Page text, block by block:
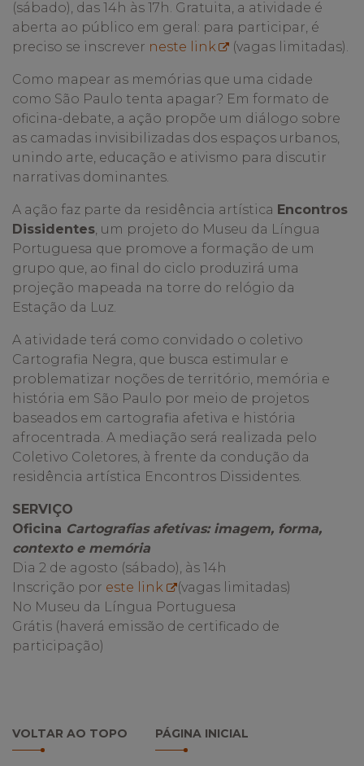
(sábado), das 14h às 17h. Gratuita, a atividade é
aberta ao público em geral: para participar, é
preciso se inscrever neste link (vagas limitadas).
Como mapear as memórias que uma cidade
como São Paulo tenta apagar? Em formato de
oficina-debate, a ação propõe um diálogo sobre
as camadas invisibilizadas dos espaços urbanos,
unindo arte, educação e ativismo para discutir
narrativas dominantes.
A ação faz parte da residência artística Encontros
Dissidentes, um projeto do Museu da Língua
Portuguesa que promove a formação de um
grupo que, ao final do ciclo produzirá uma
projeção mapeada na torre do relógio da
Estação da Luz.
A atividade terá como convidado o coletivo
Cartografia Negra, que busca estimular e
problematizar noções de território, memória e
história em São Paulo por meio de projetos
baseados em cartografia afetiva e história
afrocentrada. A mediação será realizada pelo
Coletivo Coletores, à frente da condução da
residência artística Encontros Dissidentes.
SERVIÇO
Oficina Cartografias afetivas: imagem, forma,
contexto e memória
Dia 2 de agosto (sábado), às 14h
Inscrição por este link
(vagas limitadas)
No Museu da Língua Portuguesa
Grátis (haverá emissão de certificado de
participação)
VOLTAR AO TOPO PÁGINA INICIAL